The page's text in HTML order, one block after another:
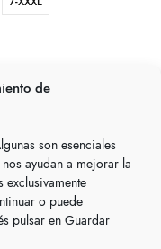
de
son esenciales
ayudan a mejorar la
o puede
pulsar en Guardar